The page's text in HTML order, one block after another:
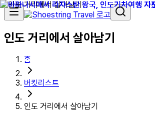
인도 거리에서 살아남기
홈
버킷리스트
인도 거리에서 살아남기